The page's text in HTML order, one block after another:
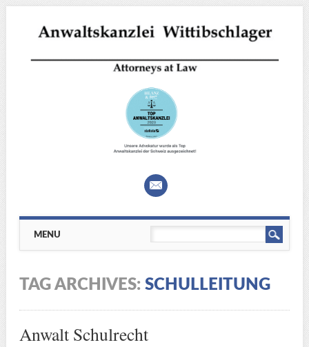
Main menu
MENU
TAG ARCHIVES: SCHULLEITUNG
Anwalt Schulrecht